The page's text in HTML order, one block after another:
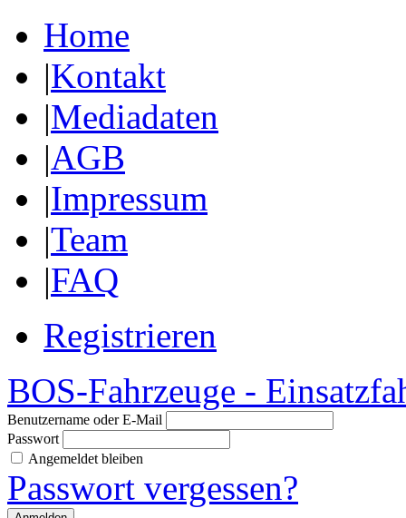
Home
|Kontakt
|Mediadaten
|AGB
|Impressum
|Team
|FAQ
Registrieren
BOS-Fahrzeuge -
Benutzername oder E-Mail
Passwort
Angemeldet bleiben
Passwort vergessen?